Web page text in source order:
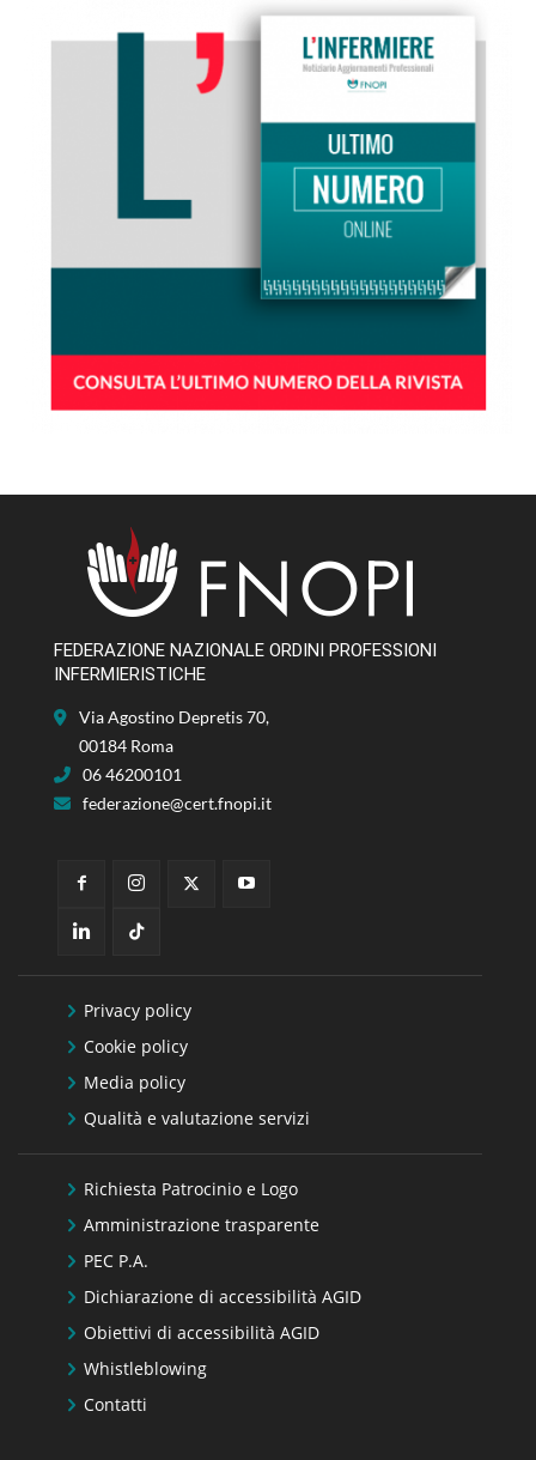
FEDERAZIONE NAZIONALE ORDINI PROFESSIONI
INFERMIERISTICHE
Via Agostino Depretis 70,
00184 Roma
06 46200101
federazione@cert.fnopi.it
Privacy policy
Cookie policy
Media policy
Qualità e valutazione servizi
Richiesta Patrocinio e Logo
Amministrazione trasparente
PEC P.A.
Dichiarazione di accessibilità AGID
Obiettivi di accessibilità AGID
Whistleblowing
Contatti